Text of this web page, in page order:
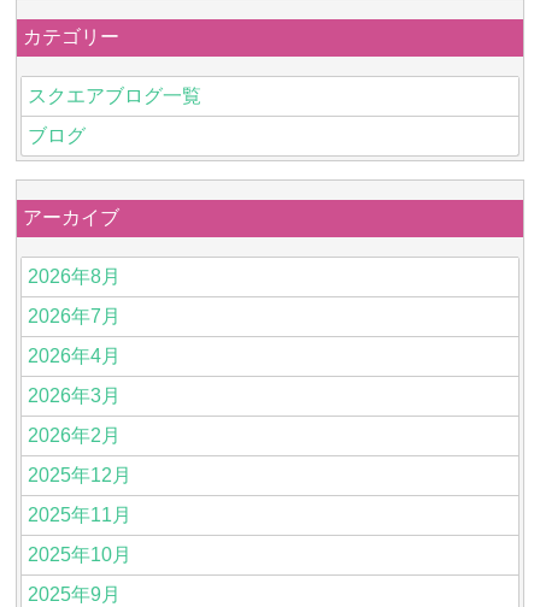
カテゴリー
スクエアブログ一覧
ブログ
アーカイブ
2026年8月
2026年7月
2026年4月
2026年3月
2026年2月
2025年12月
2025年11月
2025年10月
2025年9月